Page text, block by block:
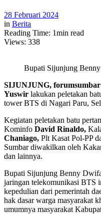
28 Februari 2024
in Berita
Reading Time: 1min read
Views: 338
Bupati Sijunjung
SIJUNJUNG, forumsumbar
Yuswir lakukan peletakan
tower BTS di Nagari Paru,
Kegiatan peletakan batu
Kominfo David Rinaldo,
Chaniago, Plt Kasat Pol-PP
Sumbar diwakilkan oleh
dan lainnya.
Bupati Sijunjung Benny
jaringan telekomunikasi BTS
kepedulian dari pemerintah
hak dasar warga masyarakat
umumnya masyarakat